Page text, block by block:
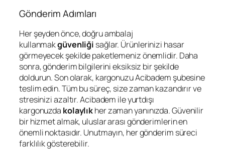
Gönderim Adımları
Her şeyden önce, doğru ambalaj
kullanmakgüvenliği sağlar. Ürünlerinizi hasar
görmeyecek şekilde paketlemeniz önemlidir. Daha
sonra, gönderim bilgilerini eksiksiz bir şekilde
doldurun. Son olarak, kargonuzu Acibadem şubesine
teslim edin. Tüm bu süreç, size zaman kazandırır ve
stresinizi azaltır. Acibadem ile yurtdışı
kargonuzda kolaylıkher zaman yanınızda. Güvenilir
bir hizmet almak, uluslar arası gönderimlerin en
önemli noktasıdır. Unutmayın, her gönderim süreci
farklılık gösterebilir.